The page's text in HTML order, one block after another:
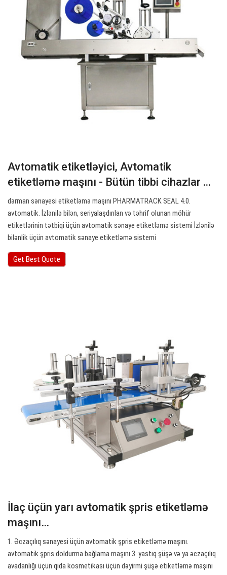
Avtomatik etiketləyici, Avtomatik
etiketləmə maşını - Bütün tibbi cihazlar ...
dərman sənayesi etiketləmə maşını PHARMATRACK SEAL 4.0.
avtomatik. İzlənilə bilən, seriyalaşdırılan və təhrif olunan möhür
etiketlərinin tətbiqi üçün avtomatik sənaye etiketləmə sistemi İzlənilə
bilənlik üçün avtomatik sənaye etiketləmə sistemi
Get Best Quote
İlaç üçün yarı avtomatik şpris etiketləmə
maşını…
1. Əczaçılıq sənayesi üçün avtomatik şpris etiketləmə maşını.
avtomatik şpris doldurma bağlama maşını 3. yastıq şüşə və ya əczaçılıq
avadanlığı üçün qida kosmetikası üçün dəyirmi şüşə etiketləmə maşını